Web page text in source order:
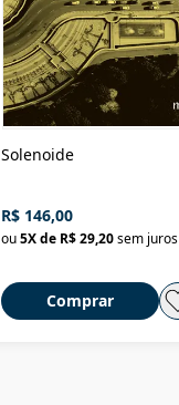
Solenoide
R$ 146,00
ou5X de R$ 29,20sem juros
Comprar